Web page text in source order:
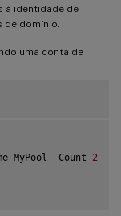
à identidade de
de domínio.
uma conta de
MyPool - Count 2 -